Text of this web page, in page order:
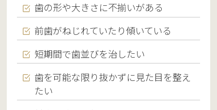
歯の形や大きさに不揃いがある
前歯がねじれていたり傾いている
短期間で歯並びを治したい
歯を可能な限り抜かずに見た目を整え
たい